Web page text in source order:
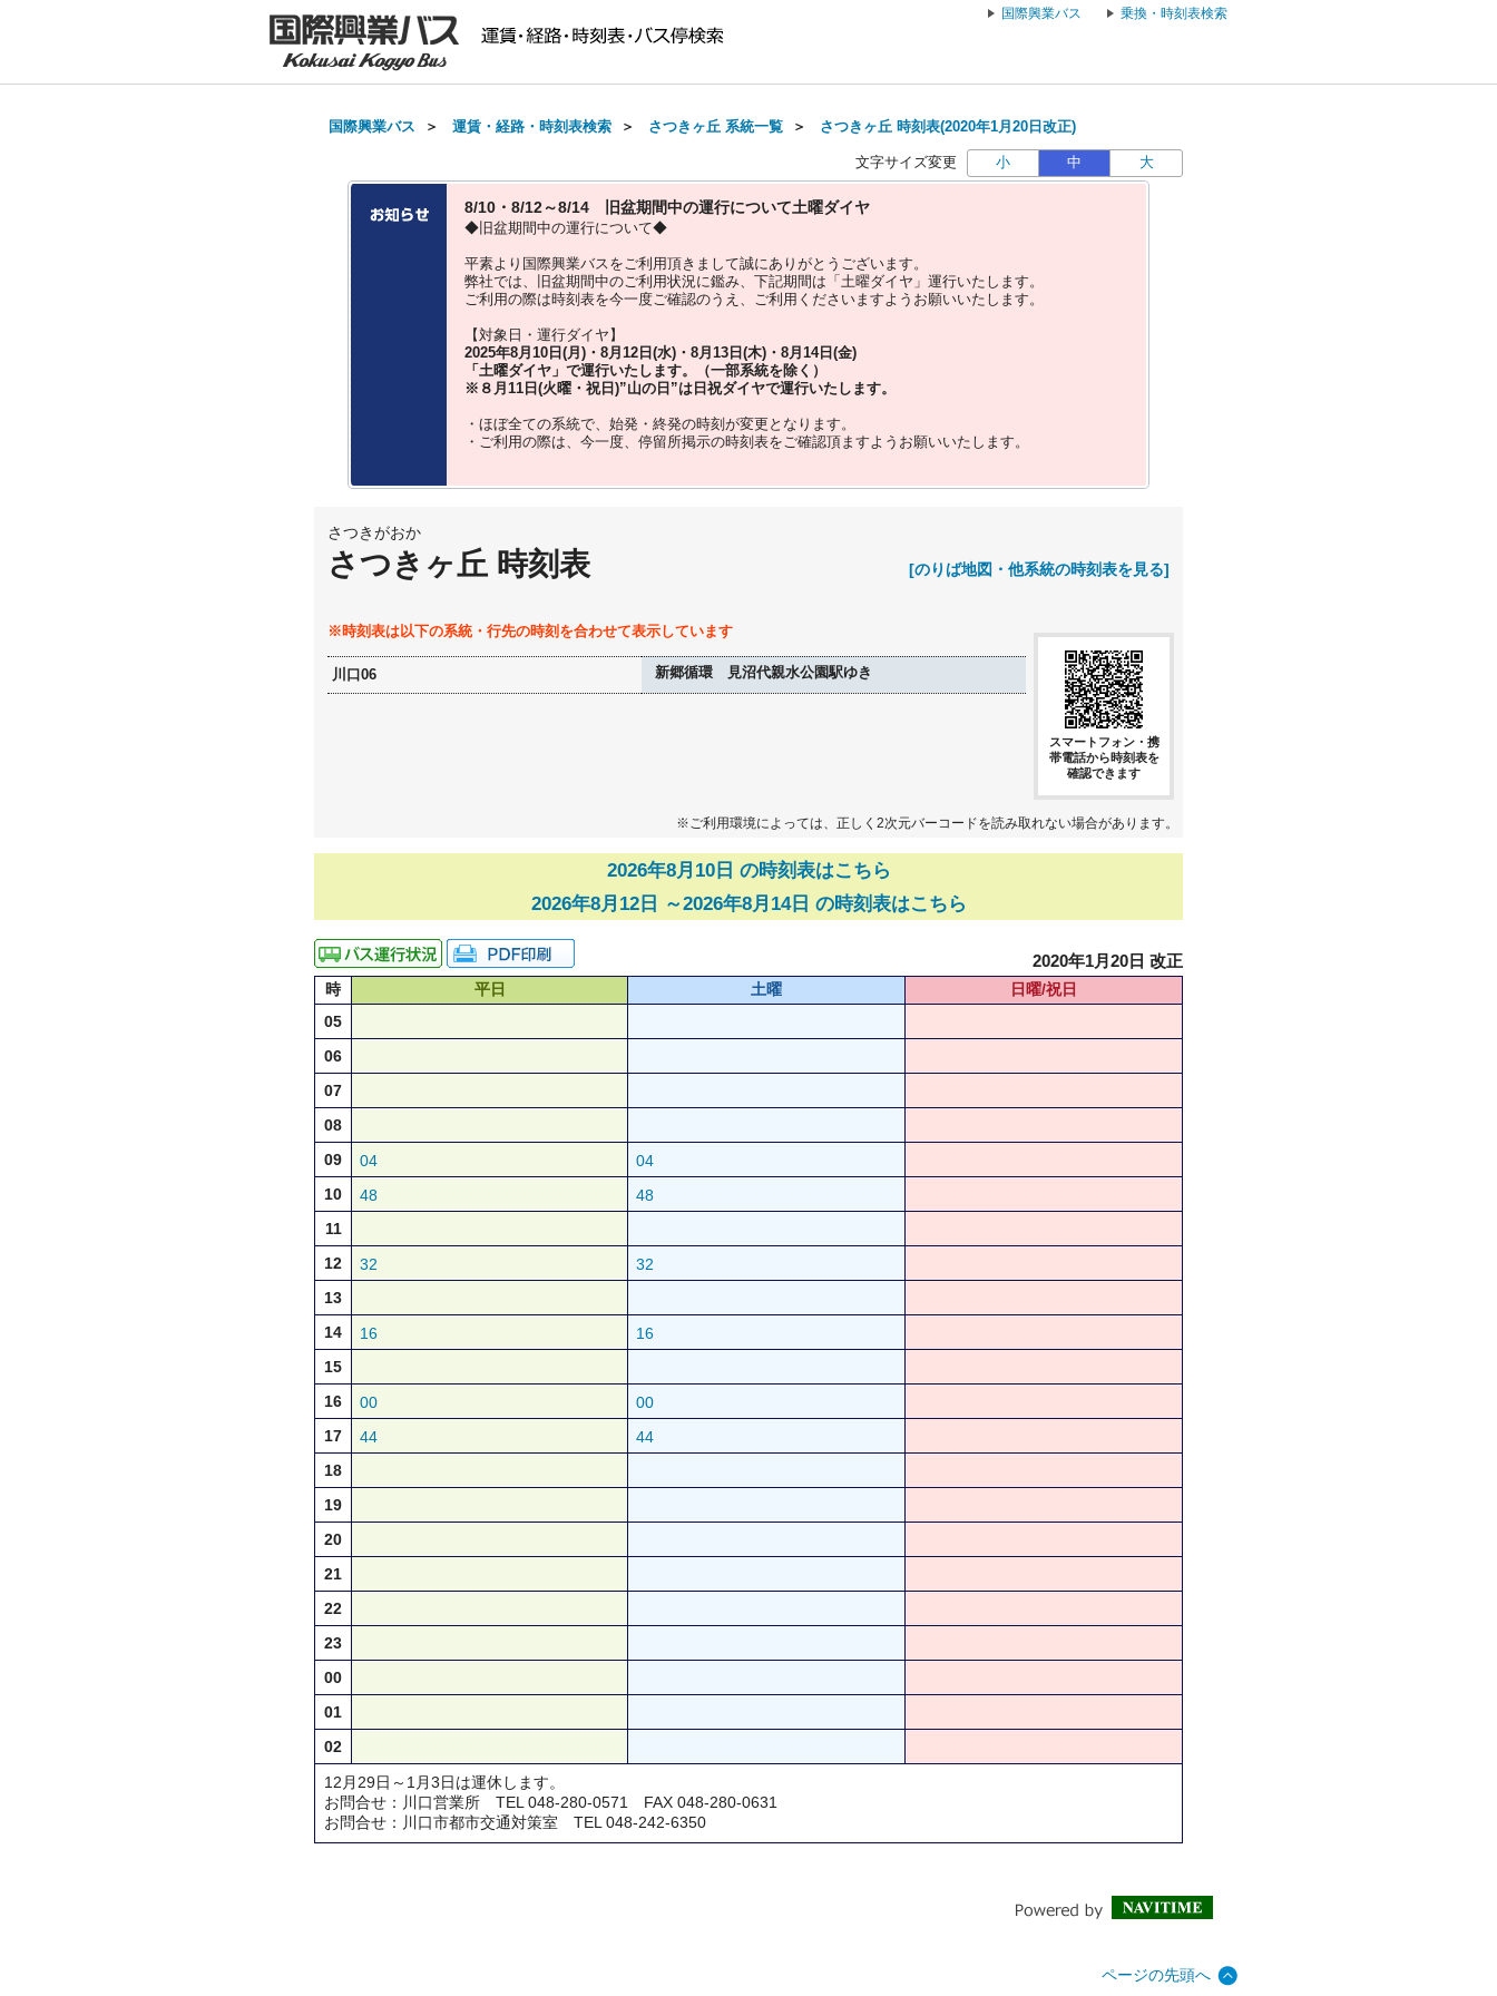
国際興業バス 乗換・時刻表検索
国際興業バス ＞ 運賃・経路・時刻表検索 ＞ さつきヶ丘 系統一覧 ＞ さつきヶ丘 時刻表(2020年1月20日改正)
文字サイズ変更 小 中 大
8/10・8/12～8/14 旧盆期間中の運行について土曜ダイヤ
◆旧盆期間中の運行について◆
平素より国際興業バスをご利用頂きまして誠にありがとうございます。
弊社では、旧盆期間中のご利用状況に鑑み、下記期間は「土曜ダイヤ」運行いたします。
ご利用の際は時刻表を今一度ご確認のうえ、ご利用くださいますようお願いいたします。
【対象日・運行ダイヤ】
2025年8月10日(月)・8月12日(水)・8月13日(木)・8月14日(金)
「土曜ダイヤ」 で運行いたします。（一部系統を除く）
※８月11日(火曜・祝日)”山の日 ”は 日祝ダイヤで運行いたします。
・ほぼ全ての系統で、始発・終発の時刻が変更となります。
・ご利用の際は、今一度、 停留所掲示の時刻表をご確認頂ますようお願いいたします。
さつきがおか
さつきヶ丘 時刻表 [のりば地図・他系統の時刻表を見る]
※時刻表は以下の系統・行先の時刻を合わせて表示しています
川口06 新郷循環 見沼代親水公園駅ゆき
スマートフォン・携
帯電話から時刻表を
確認できます
※ご利用環境によっては、正しく2次元バーコードを読み取れない場合があります。
2026年8月10日 の時刻表はこちら
2026年8月12日 ～2026年8月14日 の時刻表はこちら
2020年1月20日 改正
時 平日 土曜
日曜/祝日
05
06
07
08
09
04
04
10
48
48
11
12
32
32
13
14
16
16
15
16
00
00
17
44
44
18
19
20
21
22
23
00
01
02
12月29日～1月3日は運休します。
お問合せ：川口営業所 TEL 048-280-0571 FAX 048-280-0631
お問合せ：川口市都市交通対策室 TEL 048-242-6350
ページの先頭へ